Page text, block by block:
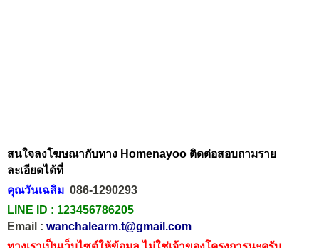
สนใจลงโฆษณากับทาง Homenayoo ติดต่อสอบถามราย
ละเอียดได้ที่
คุณวันเฉลิม 086-1290293
LINE ID : 123456786205
Email : wanchalearm.t@gmail.com